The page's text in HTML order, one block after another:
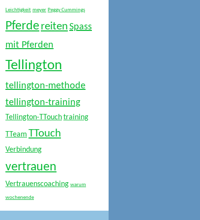
Leichtigkeit meyer Peggy Cummings
Pferde reiten Spass
mit Pferden
Tellington
tellington-methode
tellington-training
Tellington-TTouchtraining
TTeam TTouch
Verbindung
vertrauen
Vertrauenscoaching warum
wochenende